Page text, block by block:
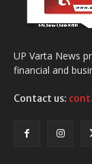
UP Varta News
financial and
Contact us: